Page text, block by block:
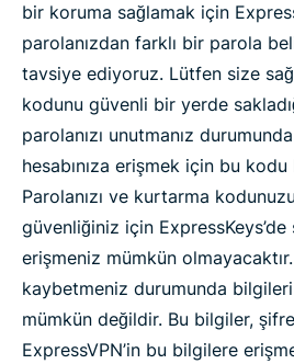
bir koruma sağlamak için
parolanızdan farklı bir parola
tavsiye ediyoruz. Lütfen size
kodunu güvenli bir yerde
parolanızı unutmanız
hesabınıza erişmek için bu
Parolanızı ve kurtarma
güvenliğiniz için
erişmeniz mümkün
kaybetmeniz durumunda
mümkün değildir. Bu bilgiler,
ExpressVPN’in bu bilgilere